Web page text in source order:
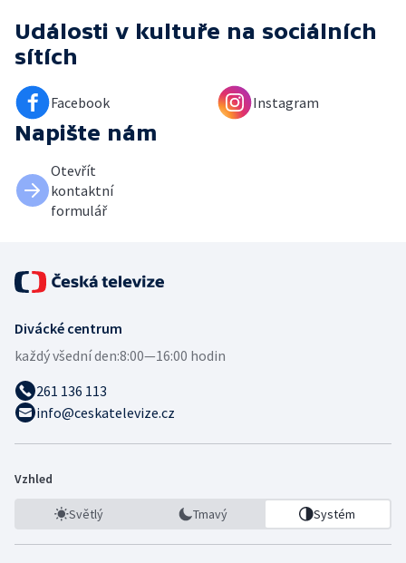
Události v kultuře na sociálních
sítích
Facebook Instagram
Napište nám
Otevřít
kontaktní
formulář
Divácké centrum
každý všední den:8:00—16:00 hodin
261 136 113
info@ceskatelevize.cz
Vzhled
Světlý Tmavý Systém